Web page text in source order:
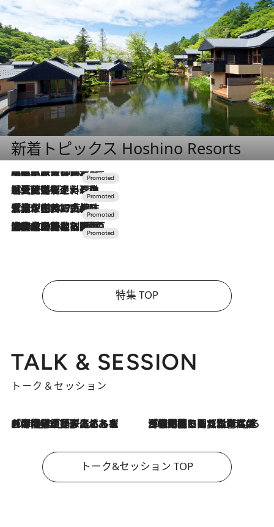
新着トピックス Hoshino Resorts
2026.7.31
【ホテル帰省】という選択肢をOMOが提案。家族とほどよい距離を保つには「昼は実家、夜は気兼ねなくホテルで！」
2026.7.24
【夏限定ディナーコース】旬を迎える稚鮎や花ズッキーニなどをイタリア・トスカーナの郷土料理の手法で満喫！
2026.7.17
「土佐和ハーブかき氷」がOMO7高知に登場！生姜、山椒、大葉など目にも舌にも涼を呼ぶ郷土の味
2026.7.10
NEW OPEN！【界 草津】名湯の地に誕生。趣の異なる2種の温泉と上州ならではの会席・蕎麦割烹など美食を味わう究極の癒やし旅
特集 TOP
TALK & SESSION
トーク＆セッション
2026.8.3
「今後値上げがあるとすれば…」「リスクがあるのは今年の冬」エネルギー専門家が語る、ホルムズ海峡封鎖が家庭にもたらす“ある心配” 2026.8.3
「住宅建てられない…」「サーチャージ料の高値が続いている」ホルムズ海峡封鎖による影響はいつまで続く？《エネルギー専門家に聞く“どうなる日本の暮らし”》
トーク&セッション TOP